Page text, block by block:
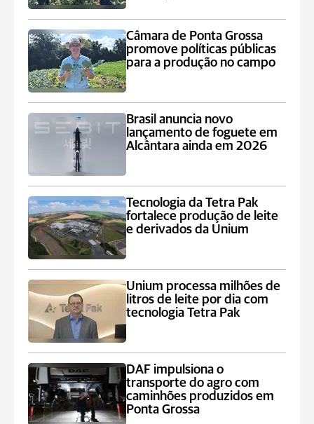
Câmara de Ponta Grossa
promove políticas públicas
para a produção no campo
Brasil anuncia novo
lançamento de foguete em
Alcântara ainda em 2026
Tecnologia da Tetra Pak
fortalece produção de leite
e derivados da Unium
Unium processa milhões de
litros de leite por dia com
tecnologia Tetra Pak
DAF impulsiona o
transporte do agro com
caminhões produzidos em
Ponta Grossa